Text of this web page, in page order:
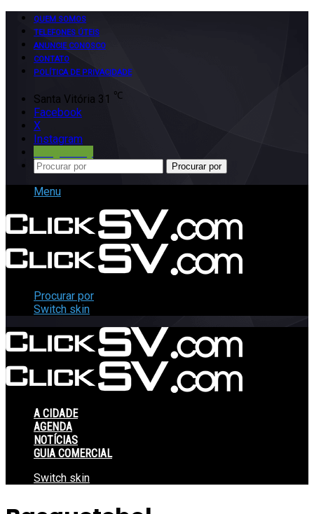
QUEM SOMOS
TELEFONES ÚTEIS
ANUNCIE CONOSCO
CONTATO
POLÍTICA DE PRIVACIDADE
Santa Vitória 31 ℃
Facebook
X
Instagram
Procurar por
Menu
Procurar por
Switch skin
A CIDADE
AGENDA
NOTÍCIAS
GUIA COMERCIAL
Switch skin